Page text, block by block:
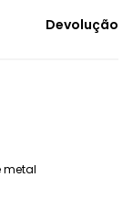
Devolução
metal